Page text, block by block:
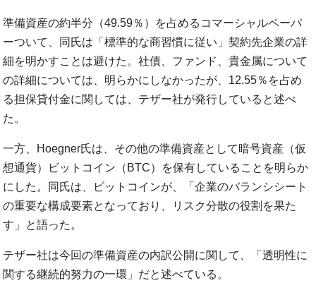
準備資産の約半分（49.59％）を占めるコマーシャルペーパ
ーついて、同氏は「標準的な商習慣に従い」契約先企業の詳
細を明かすことは避けた。社債、ファンド、貴金属について
の詳細については、明らかにしなかったが、12.55％を占め
る担保貸付金に関しては、テザー社が発行していると述べ
た。
一方、Hoegner氏は、その他の準備資産として暗号資産（仮
想通貨）ビットコイン（BTC）を保有していることを明らか
にした。同氏は、ビットコインが、「企業のバランシシート
の重要な構成要素となっており、リスク分散の役割を果た
す」と語った。
テザー社は今回の準備資産の内訳公開に関して、「透明性に
関する継続的努力の一環」だと述べている。